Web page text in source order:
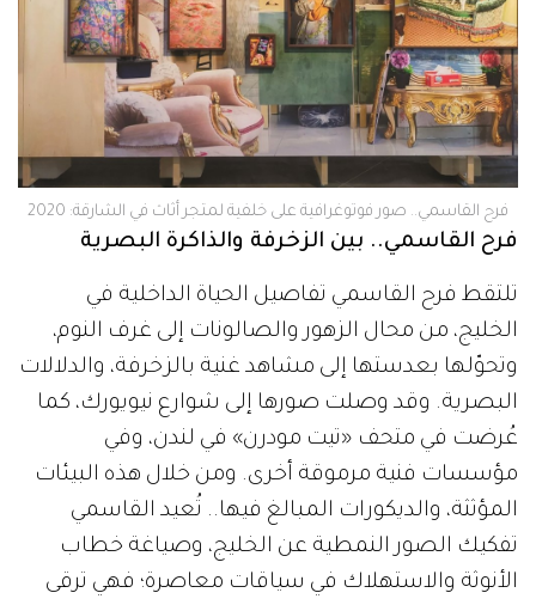
فرح القاسمي.. صور فوتوغرافية على خلفية لمتجر أثاث في الشارقة: 2020
فرح القاسمي.. بين الزخرفة والذاكرة البصرية
تلتقط فرح القاسمي تفاصيل الحياة الداخلية في
الخليج، من محال الزهور والصالونات إلى غرف النوم،
وتحوّلها بعدستها إلى مشاهد غنية بالزخرفة، والدلالات
البصرية. وقد وصلت صورها إلى شوارع نيويورك، كما
عُرضت في متحف «تيت مودرن» في لندن، وفي
مؤسسات فنية مرموقة أخرى. ومن خلال هذه البيئات
المؤثثة، والديكورات المبالغ فيها.. تُعيد القاسمي
تفكيك الصور النمطية عن الخليج، وصياغة خطاب
الأنوثة والاستهلاك في سياقات معاصرة؛ فهي ترقى